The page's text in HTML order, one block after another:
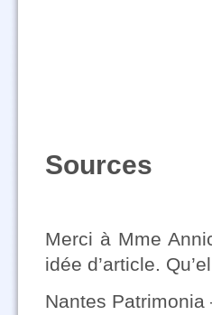
Sources
Merci à Mme
idée d’article.
Nantes Patrimonia